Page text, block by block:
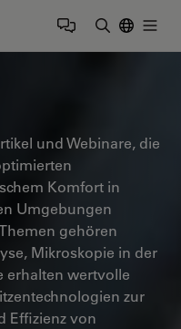
und Webinare, die
Komfort in
Umgebungen
gehören
Mikroskopie in der
erhalten wertvolle
zur
Effizienz von